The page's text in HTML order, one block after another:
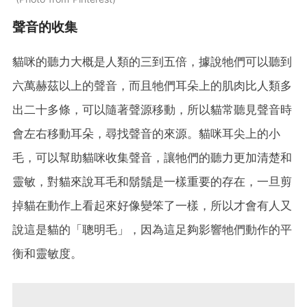
聲音的收集
貓咪的聽力大概是人類的三到五倍，據說牠們可以聽到
六萬赫茲以上的聲音，而且牠們耳朵上的肌肉比人類多
出二十多條，可以隨著聲源移動，所以貓常聽見聲音時
會左右移動耳朵，尋找聲音的來源。貓咪耳尖上的小
毛，可以幫助貓咪收集聲音，讓牠們的聽力更加清楚和
靈敏，對貓來說耳毛和鬍鬚是一樣重要的存在，一旦剪
掉貓在動作上看起來好像變笨了一樣，所以才會有人又
說這是貓的「聰明毛」，因為這足夠影響牠們動作的平
衡和靈敏度。